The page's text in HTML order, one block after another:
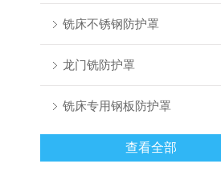
铣床不锈钢防护罩
龙门铣防护罩
铣床专用钢板防护罩
查看全部